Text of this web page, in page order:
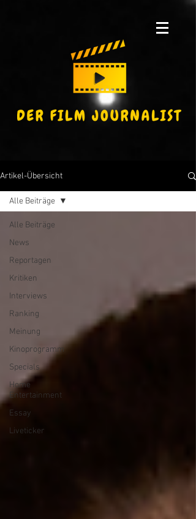
Artikel-Übersicht
Alle Beiträge
News
Reportagen
Kritiken
Interviews
Ranking
Meinung
Kinoprogramm
Specials
Home
Entertainment
Essay
Liveticker
Alle Beiträge